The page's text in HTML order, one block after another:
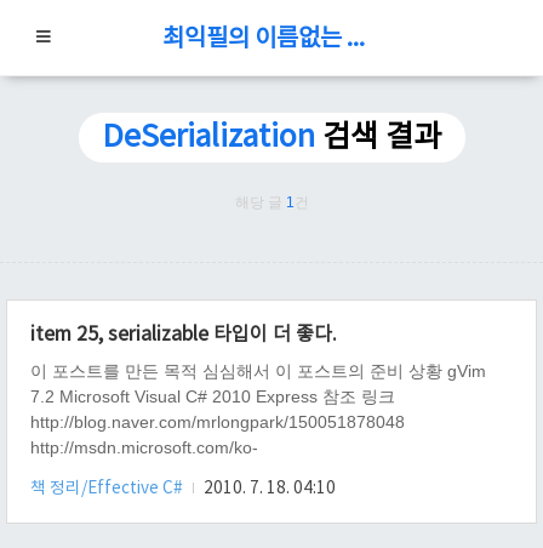
최익필의 이름없는 블로그
DeSerialization 검색 결과
해당 글 1 건
item 25, serializable 타입이 더 좋다.
이 포스트를 만든 목적 심심해서 이 포스트의 준비 상황 gVim
7.2 Microsoft Visual C# 2010 Express 참조 링크
http://blog.naver.com/mrlongpark/150051878048
http://msdn.microsoft.com/ko-
란 무엇인가? 우리나라 말로는 "직렬 가능한" 이란 뜻인데, 무엇
을 직렬 하는가 하면, 바로 "객체"이다. 왜 serialization 해야 하는
책 정리/Effective C# 2010. 7. 18. 04:10